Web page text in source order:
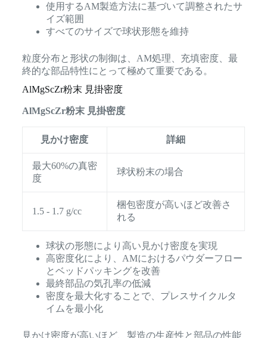
使用するAM製造方法に基づいて調整されたサ
イズ範囲
すべてのサイズで球状形態を維持
粒度分布と形状の制御は、AM処理、充填密度、最
終的な部品特性にとって極めて重要である。
AlMgScZr粉末 見掛密度
AlMgScZr粉末 見掛密度
見かけ密度 詳細
最大60%の真密
度
球状粉末の場合
1.5 - 1.7 g/cc
梱包密度が高いほど改善さ
れる
球状の形態により高い見かけ密度を実現
高密度化により、AMにおけるパウダーフロー
とベッドパッキングを改善
最終部品の気孔率の低減
密度を最大化することで、プレスサイクルタ
イムを最小化
見かけ密度が高いほど、製造の生産性と部品の性能